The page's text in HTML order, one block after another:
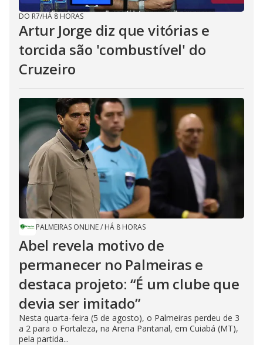
DO R7/HÁ 8 HORAS
Artur Jorge diz que vitórias e
torcida são 'combustível' do
Cruzeiro
PALMEIRAS ONLINE/ HÁ 8 HORAS
Abel revela motivo de
permanecer no Palmeiras e
destaca projeto: “É um clube que
devia ser imitado”
Nesta quarta-feira (5 de agosto), o Palmeiras perdeu de 3
a 2 para o Fortaleza, na Arena Pantanal, em Cuiabá (MT),
pela partida...